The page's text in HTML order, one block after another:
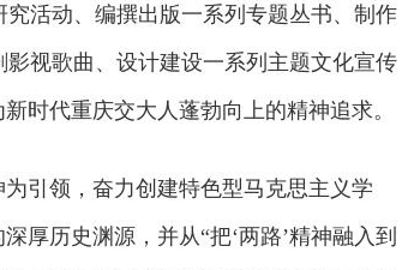
活动、编撰出版一系列专题丛书、制作
视歌曲、设计建设一系列主题文化宣传
时代重庆交大人蓬勃向上的精神追求。
引领，奋力创建特色型马克思主义学
厚历史渊源，并从“把‘两路’精神融入到